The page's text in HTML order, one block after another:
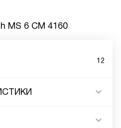
MS 6 CM 4160
12